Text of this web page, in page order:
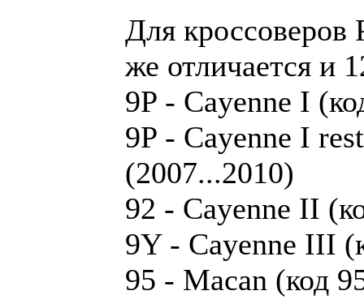
Для кроссоверов
же отличается и
9P - Cayenne I
9P - Cayenne I
(2007...2010)
92 - Cayenne II
9Y - Cayenne III
95 - Macan (код